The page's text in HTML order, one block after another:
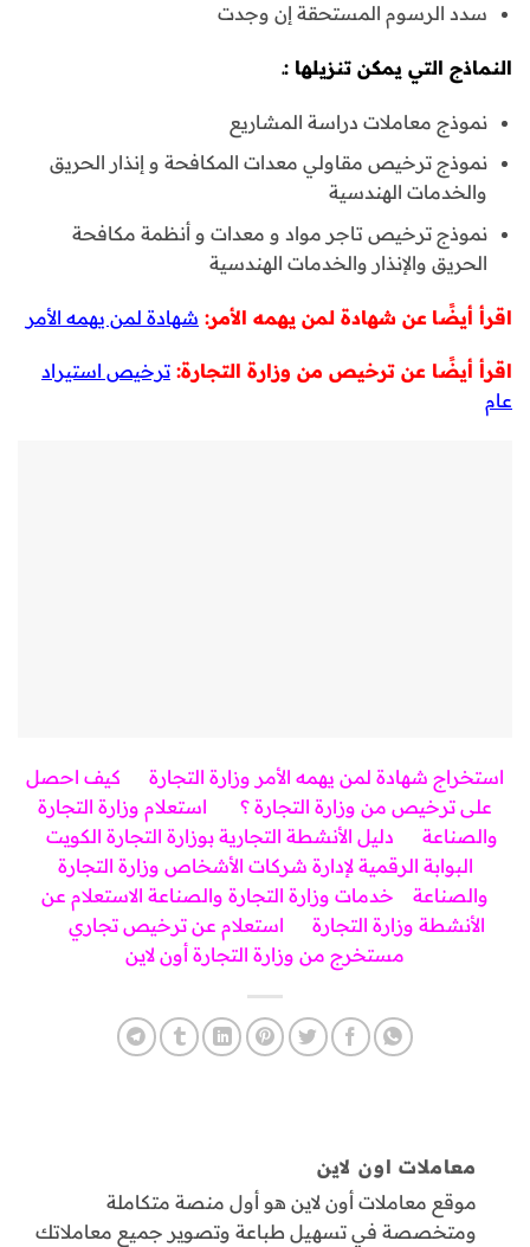
سدد الرسوم المستحقة إن وجدت
النماذج التي يمكن تنزيلها :ـ
نموذج معاملات دراسة المشاريع
نموذج ترخيص مقاولي معدات المكافحة و إنذار الحريق
والخدمات الهندسية
نموذج ترخيص تاجر مواد و معدات و أنظمة مكافحة
الحريق والإنذار والخدمات الهندسية
اقرأ أيضًا عن شهادة لمن يهمه الأمر: شهادة لمن يهمه الأمر
اقرأ أيضًا عن ترخيص من وزارة التجارة: ترخيص استيراد
عام
استخراج شهادة لمن يهمه الأمر وزارة التجارة
كيف احصل
على ترخيص من وزارة التجارة ؟
استعلام وزارة التجارة
والصناعة
دليل الأنشطة التجارية بوزارة التجارة الكويت
البوابة الرقمية لإدارة شركات الأشخاص وزارة التجارة
والصناعة
خدمات وزارة التجارة والصناعة الاستعلام عن
الأنشطة وزارة التجارة
استعلام عن ترخيص تجاري
مستخرج من وزارة التجارة أون لاين
معاملات اون لاين
موقع معاملات أون لاين هو أول منصة متكاملة
ومتخصصة في تسهيل طباعة وتصوير جميع معاملاتك